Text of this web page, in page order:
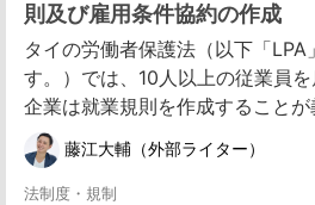
則及び雇用条件協約の作成
タイの労働者保護法（以下「LPA
す。）では、10人以上の従業員
企業は就業規則を作成することが
藤江大輔（外部ライター）
法制度・規制